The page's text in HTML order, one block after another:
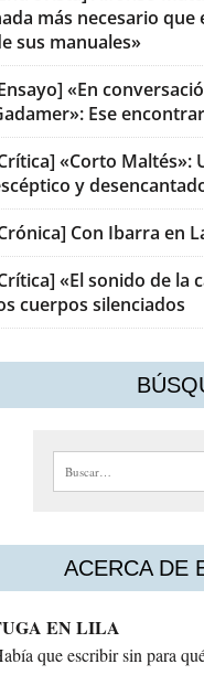
más necesario
sus manuales»
«En
Ese
«Corto Maltés»:
y
Con Ibarra en
«El sonido de la
cuerpos silenciados
Buscar:
ACERCA DE
EN LILA
que escribir sin para